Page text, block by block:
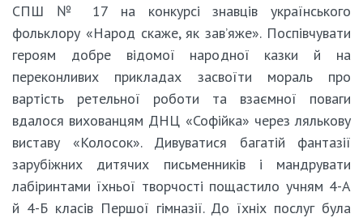
СПШ № 17 на конкурсі знавців українського
фольклору «Народ скаже, як зав’яже». Поспівчувати
героям добре відомої народної казки й на
переконливих прикладах засвоїти мораль про
вартість ретельної роботи та взаємної поваги
вдалося вихованцям ДНЦ «Софійка» через лялькову
виставу «Колосок». Дивуватися багатій фантазії
зарубіжних дитячих письменників і мандрувати
лабіринтами їхньої творчості пощастило учням 4-А
й 4-Б класів Першої гімназії. До їхніх послуг була